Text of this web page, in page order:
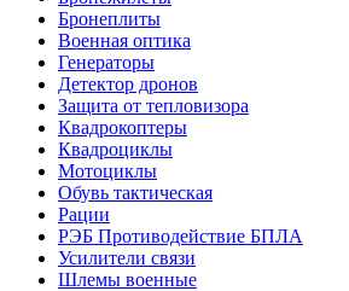
Бронеплиты
Военная оптика
Генераторы
Детектор дронов
Защита от тепловизора
Квадрокоптеры
Квадроциклы
Мотоциклы
Обувь тактическая
Рации
РЭБ Противодействие БПЛА
Усилители связи
Шлемы военные